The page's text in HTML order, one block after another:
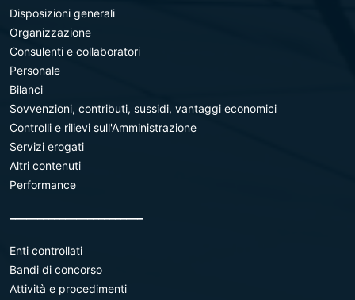
Disposizioni generali
Organizzazione
Consulenti e collaboratori
Personale
Bilanci
Sovvenzioni, contributi, sussidi, vantaggi economici
Controlli e rilievi sull'Amministrazione
Servizi erogati
Altri contenuti
Performance
Enti controllati
Bandi di concorso
Attività e procedimenti